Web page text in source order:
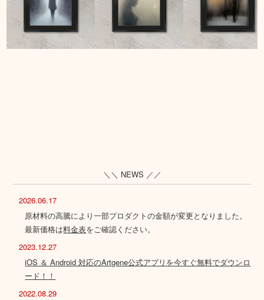
＼＼ NEWS ／／
2026.06.17
原材料の高騰により一部プロダクトの金額が変更となりました。
最新価格は料金表をご確認ください。
2023.12.27
iOS ＆ Android 対応のArtgene公式アプリを今すぐ無料でダウンロ
ード！！
2022.08.29